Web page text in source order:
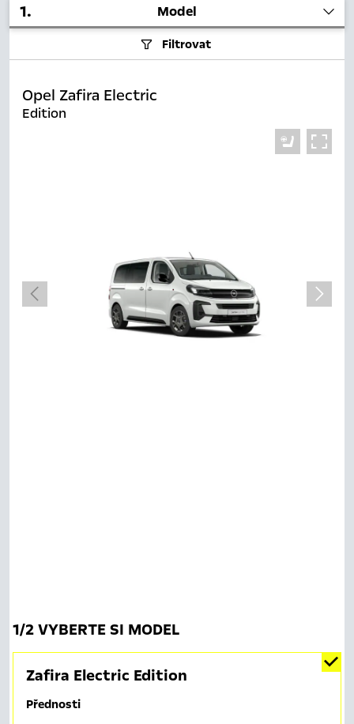
1. Model
Filtrovat
Opel Zafira Electric
Edition
1/2 VYBERTE SI MODEL
Zafira Electric Edition
Přednosti